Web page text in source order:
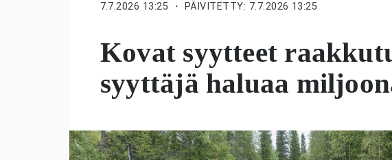
7.7.2026 13:25 ・ PÄIVITETTY: 7.7.2026 13:25
Kovat syytteet
syyttäjä haluaa